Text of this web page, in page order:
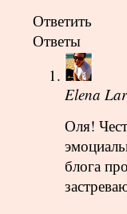
Ответить
Ответы
Elena
Оля!
блога